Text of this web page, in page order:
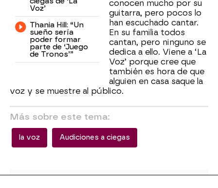
Voz’
Thania Hill: “Un
sueño sería
poder formar
parte de ‘Juego
de Tronos’”
conocen mucho por su
guitarra, pero pocos lo
han escuchado cantar.
En su familia todos
cantan, pero ninguno se
dedica a ello. Viene a ‘La
Voz’ porque cree que
también es hora de que
alguien en casa saque la
voz y se muestre al público.
Más sobre este tema:
la voz Audiciones a ciegas